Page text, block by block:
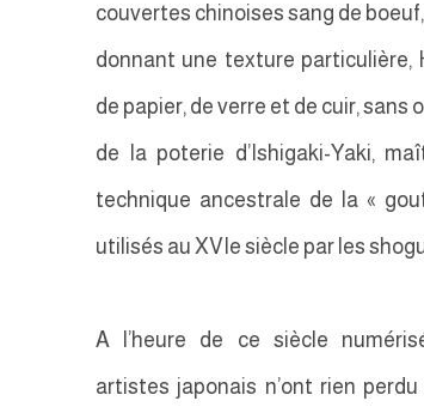
couvertes chinoises sang de
donnant une texture particulière,
de papier, de verre et de cuir, sans
de la poterie d’Ishigaki-Yaki,
technique ancestrale de la «
utilisés au XVIe siècle par les
A l’heure de ce siècle
artistes japonais n’ont rien